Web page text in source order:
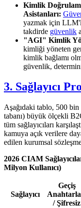
Kimlik
Asistanları:
yazmak için
takdirde güvenlik
"AGI" Kimlik
kimliği yöneten
kimlik bağlamı
güvenlik,
3. Sağlayıcı
Aşağıdaki tablo, 500
tabanı) büyük ölçekli
tüm sağlayıcıları
kamuya açık verilere
edilen kurumsal
2026 CIAM
Milyon Kullanıcı)
Sağlayıcı
Geçiş
/ Şifresiz